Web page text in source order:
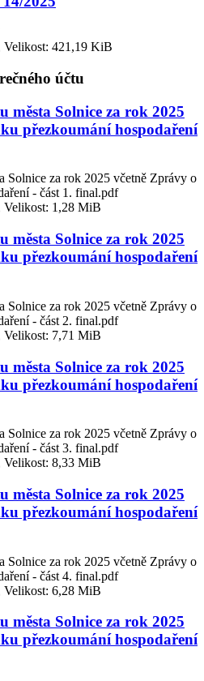
Velikost: 421,19 KiB
účtu
města Solnice za rok 2025
přezkoumání hospodaření
Solnice za rok 2025 včetně Zprávy o
- část 1. final.pdf
Velikost: 1,28 MiB
města Solnice za rok 2025
přezkoumání hospodaření
Solnice za rok 2025 včetně Zprávy o
- část 2. final.pdf
Velikost: 7,71 MiB
města Solnice za rok 2025
přezkoumání hospodaření
Solnice za rok 2025 včetně Zprávy o
- část 3. final.pdf
Velikost: 8,33 MiB
města Solnice za rok 2025
přezkoumání hospodaření
Solnice za rok 2025 včetně Zprávy o
- část 4. final.pdf
Velikost: 6,28 MiB
města Solnice za rok 2025
přezkoumání hospodaření